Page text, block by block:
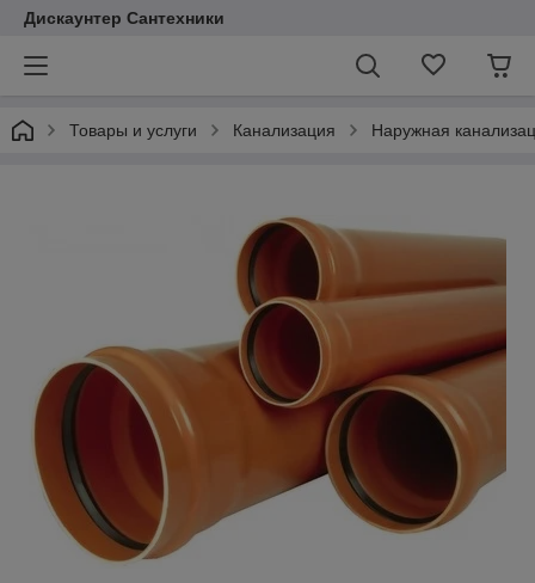
Дискаунтер Сантехники
Товары и услуги Канализация Наружная